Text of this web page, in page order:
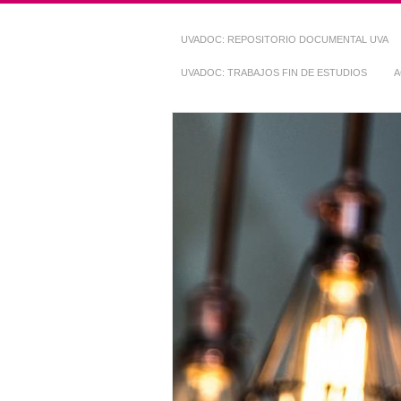
UVADOC: REPOSITORIO DOCUMENTAL UVA
UVADOC: TRABAJOS FIN DE ESTUDIOS
Repositorio
~ UVaDOC